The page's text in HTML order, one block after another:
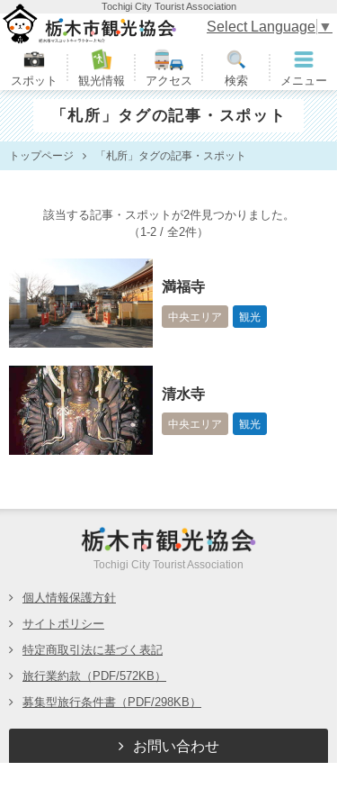
Tochigi City Tourist Association
栃木市観光協会
スポット 観光情報 アクセス 検索 メニュー
Select Language ▼
「札所」タグの記事・スポット
トップページ 「札所」タグの記事・スポット
該当する記事・スポットが2件見つかりました。
（1-2 / 全2件）
満福寺
中央エリア 観光
清水寺
中央エリア 観光
Tochigi City Tourist Association
個人情報保護方針
サイトポリシー
特定商取引法に基づく表記
旅行業約款（PDF/572KB）
募集型旅行条件書（PDF/298KB）
お問い合わせ